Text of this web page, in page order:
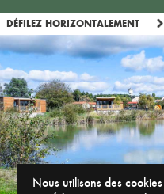
DÉFILEZ HORIZONTALEMENT
Nous utilisons des